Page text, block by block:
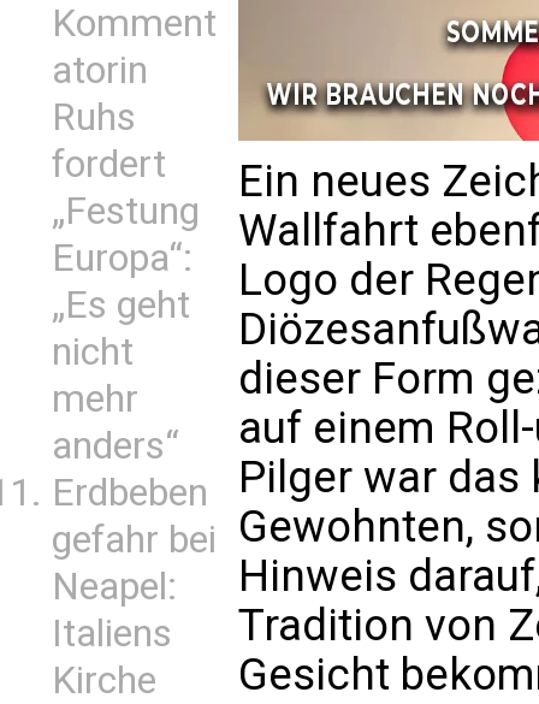
Komment
atorin
Ruhs
fordert
„Festung
Europa“:
„Es geht
nicht
mehr
anders“
Erdbeben
gefahr bei
Neapel:
Italiens
Kirche
Ein neues
Wallfahrt
Logo der
dieser Form
auf einem
Pilger war das
Gewohnten,
Hinweis
Tradition von
Gesicht